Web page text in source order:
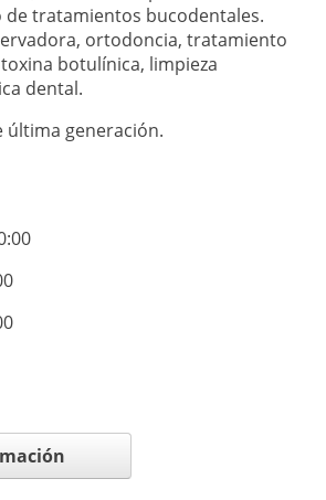
de tratamientos bucodentales.
ortodoncia, tratamiento
botulínica, limpieza
dental.
última generación.